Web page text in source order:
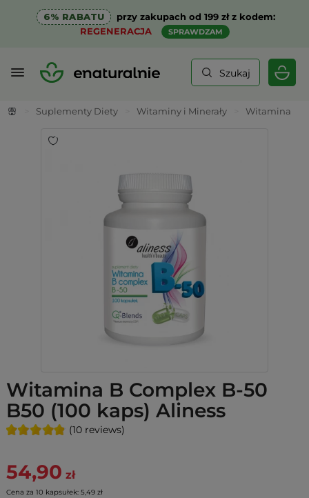
6% RABATU
przy zakupach od 199 zł z kodem:
REGENERACJA
SPRAWDZAM
Szukaj
Suplementy Diety Witaminy i Minerały Witamina B
Witamina B Complex B-50
B50 (100 kaps) Aliness
(10 reviews)
54,90 zł
Cena za 10 kapsułek: 5,49 zł